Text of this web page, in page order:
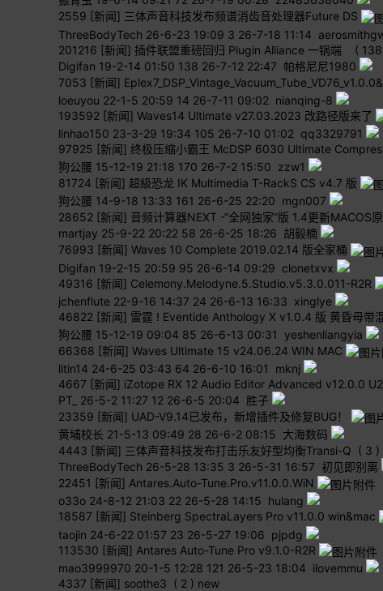
2559 [新闻] 三体声音科技发布频谱消齿音处理器Future DS
ThreeBodyTech 26-6-23 19:09 3 26-7-18 11:14
201216 [新闻] 插件联盟重磅回归 Plugin Alliance 一锅端 (
Digifan 19-2-14 01:50 138 26-7-12 22:47 帕格尼尼1980
7053 [新闻]
loeuyou 22-1-5 20:59 14 26-7-11 09:02 nianqing-8
193592 [新闻] Waves14 Ultimate v27.03.2023 改路径版来了
linhao150 23-3-29 19:34 105 26-7-10 01:02 qq3329791
97925 [新闻] 终极压缩小霸王 McDSP 6030 Ultimate
狗公腰 15-12-19 21:18 170 26-7-2 15:50 zzw1
81724 [新闻] 超級恐龙 IK Multimedia T-RackS CS v4.7 版
狗公腰 14-9-18 13:33 161 26-6-25 22:20 mgn007
28652 [新闻] 音频计算器NEXT -“全网独家”版 1.4更新MACOS
martjay 25-9-22 20:22 58 26-6-25 18:26 胡毅楠
76993 [新闻] Waves 10 Complete 2019.02.14 版全家桶
Digifan 19-2-15 20:59 95 26-6-14 09:29 clonetxvx
49316 [新闻] Celemony.Melodyne.5.Studio.v5.3.0.011-R2R
jchenflute 22-9-16 14:37 24 26-6-13 16:33 xinglye
46822 [新闻] 雷霆 ! Eventide Anthology X v1.0.4 版 黄昏母带
狗公腰 15-12-19 09:04 85 26-6-13 00:31 yeshenliangyia
66368 [新闻] Waves Ultimate 15 v24.06.24 WIN MAC
litin14 24-6-25 03:43 64 26-6-10 16:01 mknj
4667 [新闻] iZotope RX 12 Audio Editor Advanced v12.0.0
PT_
26-5-2 11:27 12 26-6-5 20:04 胜子
23359 [新闻] UAD-V9.14已发布，新增插件及修复BUG！
黄埔校长 21-5-13 09:49 28 26-6-2 08:15 大海数码
4443 [新闻] 三体声音科技发布打击乐友好型均衡Transi-Q ( 3 )
ThreeBodyTech 26-5-28 13:35 3 26-5-31 16:57 初见即别离
22451 [新闻] Antares.Auto-Tune.Pro.v11.0.0.WiN
o33o 24-8-12 21:03 22 26-5-28 14:15 hulang
18587 [新闻] Steinberg SpectraLayers Pro v11.0.0 win&mac
taojin 24-6-22 01:57 23 26-5-27 19:06 pjpdg
113530 [新闻] Antares Auto-Tune Pro v9.1.0-R2R
mao3999970 20-1-5 12:28 121 26-5-23 18:04 ilovemmu
4337 [新闻] soothe3 ( 2 ) new